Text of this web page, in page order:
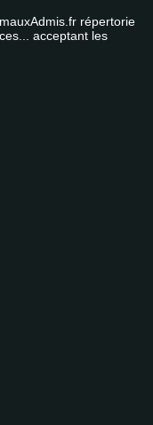
répertorie
acceptant les